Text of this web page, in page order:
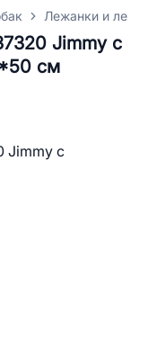
Лежанки и
Jimmy с
см